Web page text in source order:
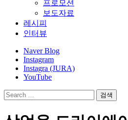
프로모션
보도자료
레시피
인터뷰
Naver Blog
Instagram
Instagra (JURA)
YouTube
검